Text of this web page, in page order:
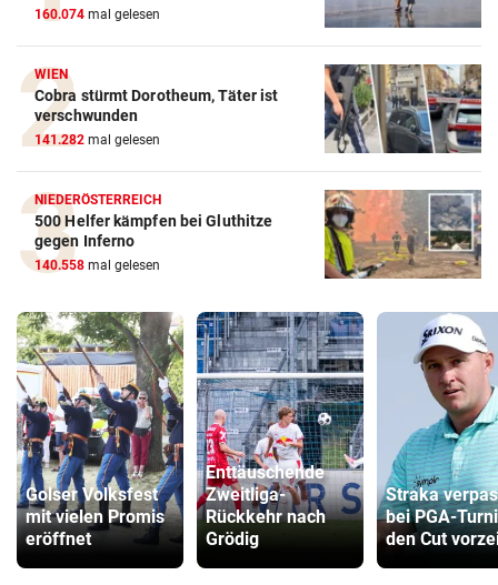
160.074 mal gelesen
WIEN
Cobra stürmt Dorotheum, Täter ist
verschwunden
141.282 mal gelesen
NIEDERÖSTERREICH
500 Helfer kämpfen bei Gluthitze
gegen Inferno
140.558 mal gelesen
Golser Volksfest
mit vielen Promis
eröffnet
Enttäuschende
Zweitliga-
Rückkehr nach
Grödig
Straka
bei PGA-
den Cut